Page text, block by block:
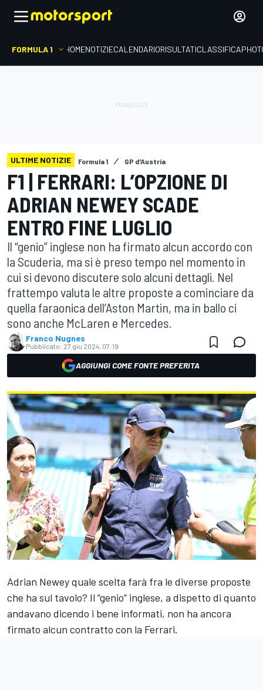
FORMULA 1 HOMENOTIZIECALENDARIORISULTATICLASSIFICA
ULTIME NOTIZIE Formula 1 GP d'Austria
F1 | FERRARI: L’OPZIONE DI
ADRIAN NEWEY SCADE
ENTRO FINE LUGLIO
Il “genio” inglese non ha firmato alcun accordo con
la Scuderia, ma si è preso tempo nel momento in
cui si devono discutere solo alcuni dettagli. Nel
frattempo valuta le altre proposte a cominciare da
quella faraonica dell’Aston Martin, ma in ballo ci
sono anche McLaren e Mercedes.
Franco Nugnes
Pubblicato: 27 giu 2024, 07:19
AGGIUNGI COME FONTE PREFERITA
Adrian Newey quale scelta farà fra le diverse proposte
che ha sul tavolo? Il “genio” inglese, a dispetto di quanto
andavano dicendo i bene informati, non ha ancora
firmato alcun contratto con la Ferrari.